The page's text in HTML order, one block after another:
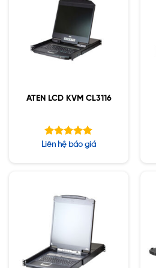
ATEN LCD KVM CL3116
Được xếp
Liên hệ báo giá